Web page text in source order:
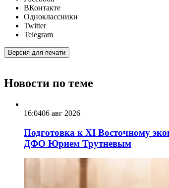
ВКонтакте
Одноклассники
Twitter
Telegram
Версия для печати
Новости по теме
16:0406 авг 2026
Подготовка к XI Восточному
ДФО Юрием Трутневым